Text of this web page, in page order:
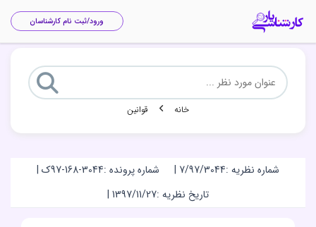
ورود/ثبت نام کارشناسان
خانه قوانین
شماره نظریه :7/97/3044
| شماره پرونده :97-168-3044ک
|
تاریخ نظریه :1397/11/27
|